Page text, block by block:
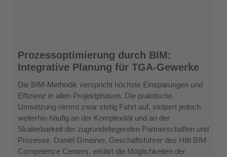
Prozessoptimierung
durch
BIM:
Integrative
Planung
für
TGA-
Prozessoptimierung durch BIM:
Integrative Planung für TGA-Gewerke
Die BIM-Methodik verspricht höchste Einsparungen und
Effizienz in allen Projektphasen. Die praktische
Umsetzung nimmt zwar stetig Fahrt auf, stolpert jedoch
weiterhin häufig an der Komplexität und an der
Skalierbarkeit der zugrundeliegenden Partnerschaften und
Prozesse. Daniel Gmeiner, Geschäftsführer des Hilti BIM
Competence Centers, erklärt die Möglichkeiten der